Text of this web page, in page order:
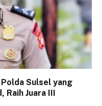
Sulsel yang
Juara III